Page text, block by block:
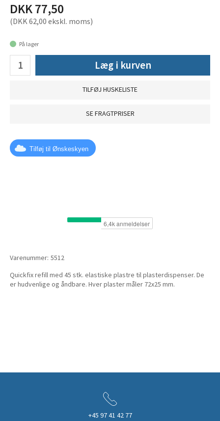
DKK 77,50
(DKK 62,00 ekskl. moms)
På lager
Læg i kurven
TILFØJ HUSKELISTE
SE FRAGTPRISER
Tilføj til Ønskeskyen
Varenummer: 5512
Quickfix refill med 45 stk. elastiske plastre til plasterdispenser. De
er hudvenlige og åndbare. Hver plaster måler 72x25 mm.
+45 97 41 42 77